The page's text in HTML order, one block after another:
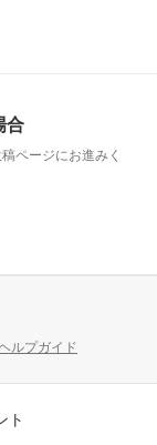
合
ページにお進みく
ルプガイド
ト